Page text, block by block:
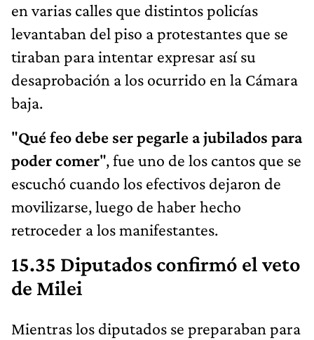
en varias calles que distintos policías
levantaban del piso a protestantes que se
tiraban para intentar expresar así su
desaprobación a los ocurrido en la Cámara
baja.
"Qué feo debe ser pegarle a jubilados para
poder comer", fue uno de los cantos que se
escuchó cuando los efectivos dejaron de
movilizarse, luego de haber hecho
retroceder a los manifestantes.
15.35 Diputados confirmó el veto
de Milei
Mientras los diputados se preparaban para